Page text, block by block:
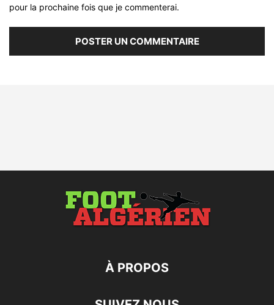
pour la prochaine fois que je commenterai.
À PROPOS